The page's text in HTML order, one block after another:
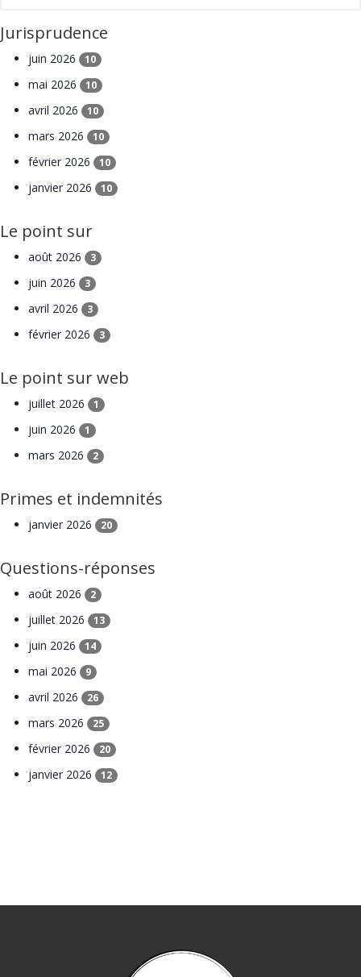
Jurisprudence
juin 2026 10
mai 2026 10
avril 2026 10
mars 2026 10
février 2026 10
janvier 2026 10
Le point sur
août 2026 3
juin 2026 3
avril 2026 3
février 2026 3
Le point sur web
juillet 2026 1
juin 2026 1
mars 2026 2
Primes et indemnités
janvier 2026 20
Questions-réponses
août 2026 2
juillet 2026 13
juin 2026 14
mai 2026 9
avril 2026 26
mars 2026 25
février 2026 20
janvier 2026 12